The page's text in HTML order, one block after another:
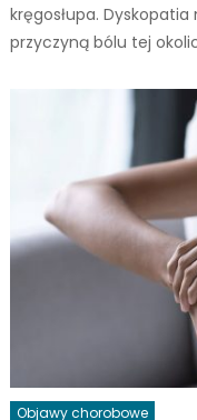
kręgosłupa.
przyczyną bólu tej
Objawy chorobowe